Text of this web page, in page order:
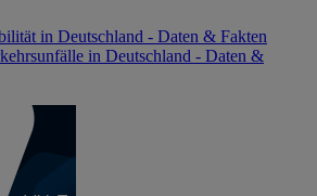
in Deutschland - Daten & Fakten
in Deutschland - Daten &